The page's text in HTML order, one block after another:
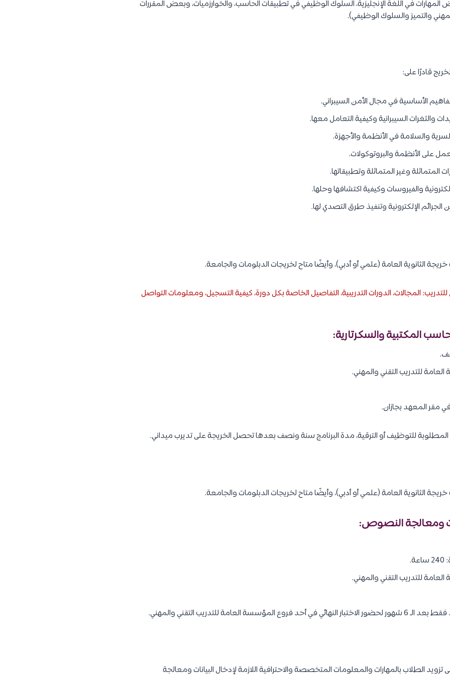
في اللغة الإنجليزية، السلوك الوظيفي في تطبيقات الحاسب، والخوارزميات، وبعض المقررات
والتميز والسلوك الوظيفي).
قادرًا على:
الأساسية في مجال الأمن السيبراني.
والثغرات السيبرانية وكيفية التعامل معها.
والسلامة في الأنظمة والأجهزة.
على الأنظمة والبروتوكولات.
المتماثلة وغير المتماثلة وتطبيقاتها.
والفيروسات وكيفية اكتشافها وحلها.
الإلكترونية وتنفيذ طرق التصدي لها.
الثانوية العامة (علمي أو أدبي)، وأيضًا متاح لخريجات الدبلومات والجامعة.
المجالات، الدورات التدريبية، التفاصيل الخاصة بكل دورة، كيفية التسجيل، ومعلومات التواصل
للتدريب التقني والمهني.
مقر المعهد بجازان.
المطلوبة للتوظيف أو الترقية، مدة البرنامج سنة ونصف بعدها تحصل الخريجة على تديرب ميداني.
الثانوية العامة (علمي أو أدبي)، وأيضًا متاح لخريجات الدبلومات والجامعة.
للتدريب التقني والمهني.
العامة للتدريب التقني والمهني.
تزويد الطلاب بالمهارات والمعلومات المتخصصة والاحترافية اللازمة لإدخال البيانات ومعالجة